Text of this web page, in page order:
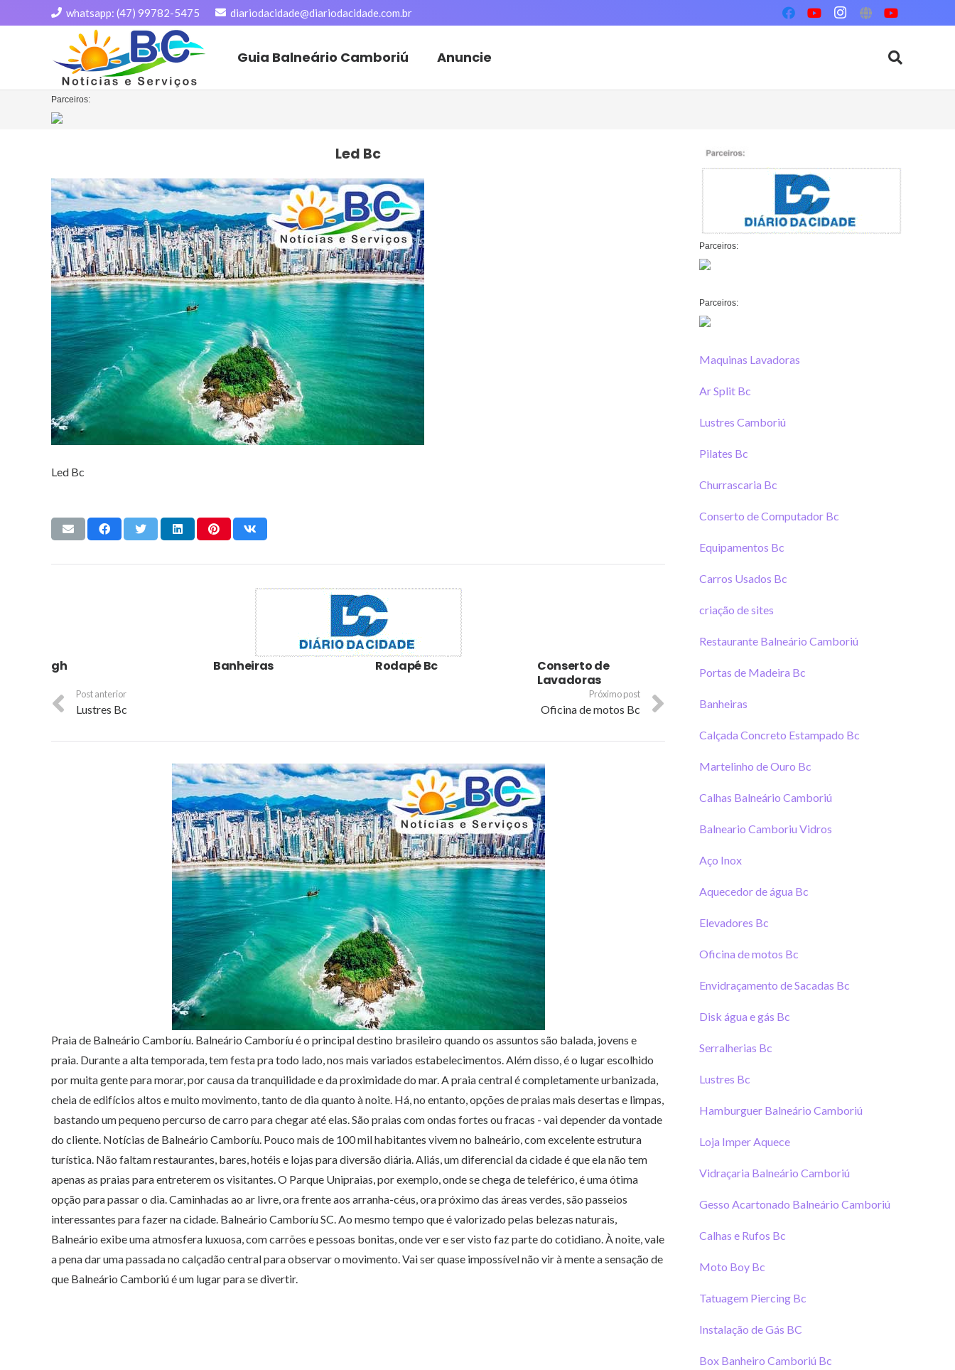
whatsapp: (47) 99782-5475 diariodacidade@diariodacidade.com.br
Guia Balneário Camboriú Anuncie
Parceiros:
Led Bc
Led Bc
gh Banheiras Rodapé Bc
Conserto de
Lavadoras
gh
Post anterior
Lustres Bc
Próximo post
Oficina de motos Bc
Praia de Balneário Camboríu. Balneário Camboríu é o principal destino brasileiro quando os assuntos são balada, jovens e
praia. Durante a alta temporada, tem festa pra todo lado, nos mais variados estabelecimentos. Além disso, é o lugar escolhido
por muita gente para morar, por causa da tranquilidade e da proximidade do mar. A praia central é completamente urbanizada,
cheia de edifícios altos e muito movimento, tanto de dia quanto à noite. Há, no entanto, opções de praias mais desertas e limpas,
bastando um pequeno percurso de carro para chegar até elas. São praias com ondas fortes ou fracas - vai depender da vontade
do cliente. Notícias de Balneário Camboríu. Pouco mais de 100 mil habitantes vivem no balneário, com excelente estrutura
turística. Não faltam restaurantes, bares, hotéis e lojas para diversão diária. Aliás, um diferencial da cidade é que ela não tem
apenas as praias para entreterem os visitantes. O Parque Unipraias, por exemplo, onde se chega de teleférico, é uma ótima
opção para passar o dia. Caminhadas ao ar livre, ora frente aos arranha-céus, ora próximo das áreas verdes, são passeios
interessantes para fazer na cidade. Balneário Camboríu SC. Ao mesmo tempo que é valorizado pelas belezas naturais,
Balneário exibe uma atmosfera luxuosa, com carrões e pessoas bonitas, onde ver e ser visto faz parte do cotidiano. À noite, vale
a pena dar uma passada no calçadão central para observar o movimento. Vai ser quase impossível não vir à mente a sensação de
que Balneário Camboriú é um lugar para se divertir.
Parceiros:
Parceiros:
Maquinas Lavadoras
Ar Split Bc
Lustres Camboriú
Pilates Bc
Churrascaria Bc
Conserto de Computador Bc
Equipamentos Bc
Carros Usados Bc
criação de sites
Restaurante Balneário Camboriú
Portas de Madeira Bc
Banheiras
Calçada Concreto Estampado Bc
Martelinho de Ouro Bc
Calhas Balneário Camboriú
Balneario Camboriu Vidros
Aço Inox
Aquecedor de água Bc
Elevadores Bc
Oficina de motos Bc
Envidraçamento de Sacadas Bc
Disk água e gás Bc
Serralherias Bc
Lustres Bc
Hamburguer Balneário Camboriú
Loja Imper Aquece
Vidraçaria Balneário Camboriú
Gesso Acartonado Balneário Camboriú
Calhas e Rufos Bc
Moto Boy Bc
Tatuagem Piercing Bc
Instalação de Gás BC
Box Banheiro Camboriú Bc